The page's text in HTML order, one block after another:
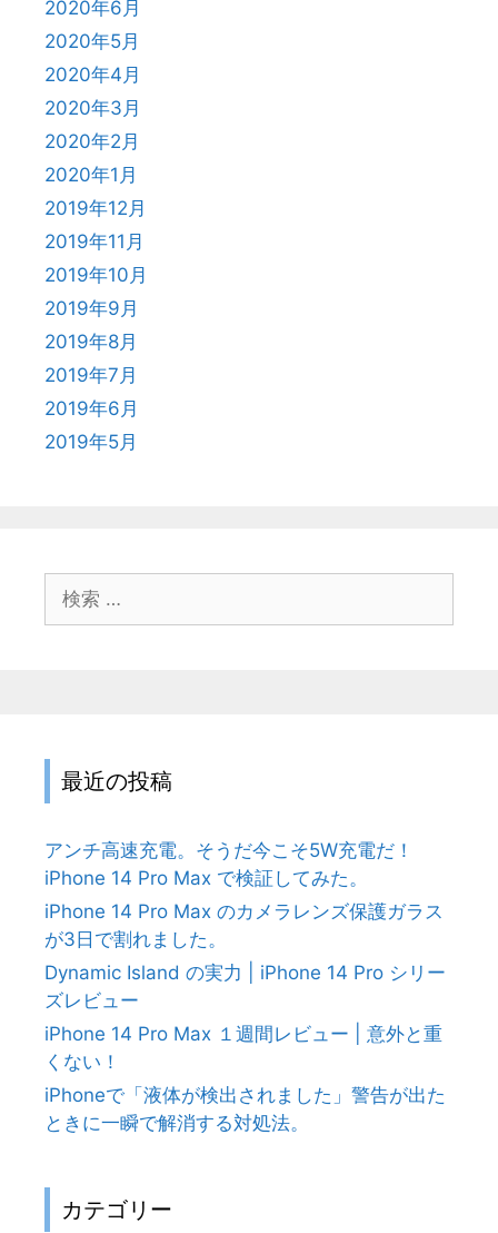
2020年6月
2020年5月
2020年4月
2020年3月
2020年2月
2020年1月
2019年12月
2019年11月
2019年10月
2019年9月
2019年8月
2019年7月
2019年6月
2019年5月
最近の投稿
アンチ高速充電。そうだ今こそ5W充電だ！
iPhone 14 Pro Max で検証してみた。
iPhone 14 Pro Max のカメラレンズ保護ガラス
が3日で割れました。
Dynamic Island の実力 | iPhone 14 Pro シリー
ズレビュー
iPhone 14 Pro Max １週間レビュー | 意外と重
くない！
iPhoneで「液体が検出されました」警告が出た
ときに一瞬で解消する対処法。
カテゴリー